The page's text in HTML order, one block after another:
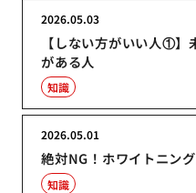
【しない方がいい人①
がある人
2026.05.03
知識
絶対NG！ホワイトニン
2026.05.01
知識